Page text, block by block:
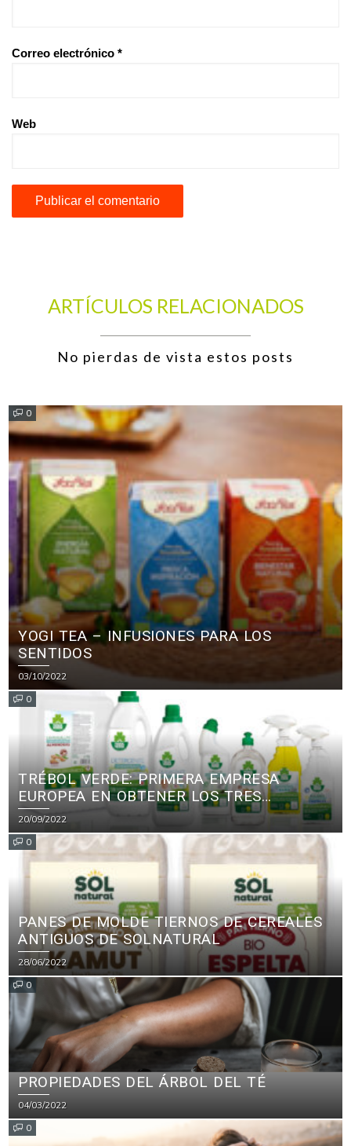
Correo electrónico *
Web
ARTÍCULOS RELACIONADOS
No pierdas de vista estos posts
0
YOGI TEA – INFUSIONES PARA LOS
SENTIDOS
03/10/2022
0
TRÉBOL VERDE: PRIMERA EMPRESA
EUROPEA EN OBTENER LOS TRES
PRINCIPALES CERTIFICADOS ECOLÓGICOS
PARA PRODUCTOS DE LIMPIEZA
20/09/2022
0
PANES DE MOLDE TIERNOS DE CEREALES
ANTIGUOS DE SOLNATURAL
28/06/2022
0
PROPIEDADES DEL ÁRBOL DEL TÉ
04/03/2022
0